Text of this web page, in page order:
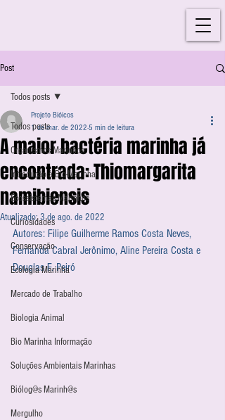
Post
Todos posts
Organismos Marinhos
Introdução à Bio-Marinha
Ecossistemas Marinhos
Curiosidades
Conservação
Ecologia Marinha
Mercado de Trabalho
Biologia Animal
Bio Marinha Informação
Soluções Ambientais Marinhas
Biólog@s Marinh@s
Mergulho
Todos posts
A maior bactéria marinha já
encontrada: Thiomargarita
namibiensis
Projeto Bióicos
1 de mar. de 2022 5 min de leitura
Atualizado:3 de ago. de 2022
Autores: Filipe Guilherme Ramos Costa Neves,
Fernanda Cabral Jerônimo, Aline Pereira Costa e
Douglas F. Peiró